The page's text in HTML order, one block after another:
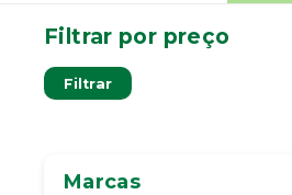
Filtrar por preço
Filtrar
Marcas